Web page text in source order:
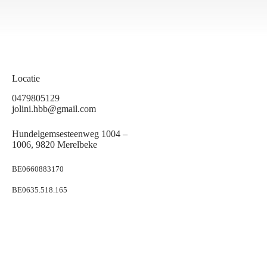
Locatie
0479805129
jolini.hbb@gmail.com
Hundelgemsesteenweg 1004 –
1006, 9820 Merelbeke
BE0660883170
BE0635.518.165